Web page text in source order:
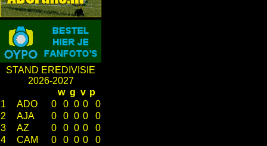
STAND EREDIVISIE
2026-2027
w g v p
1
ADO 0 0 0 0
0
2
AJA 0 0 0 0
0
3
AZ 0 0 0 0
0
4
CAM 0 0 0 0
0